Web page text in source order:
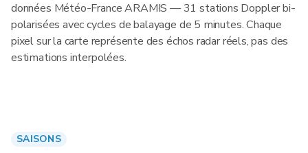
données Météo-France ARAMIS — 31 stations Doppler bi-
polarisées avec cycles de balayage de 5 minutes. Chaque
pixel sur la carte représente des échos radar réels, pas des
estimations interpolées.
SAISONS